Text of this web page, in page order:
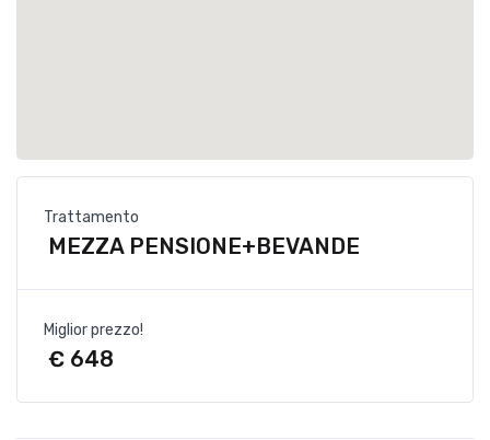
Trattamento
MEZZA PENSIONE+BEVANDE
Miglior prezzo!
€ 648